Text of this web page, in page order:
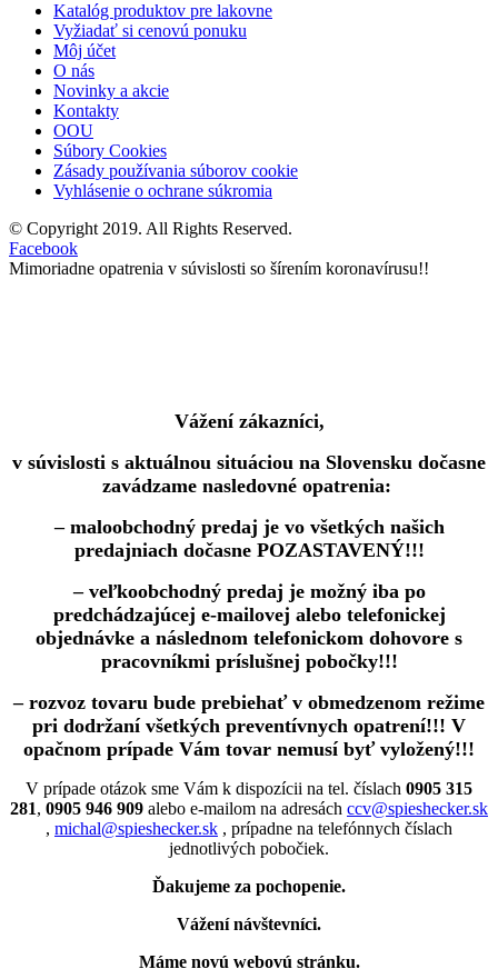
Katalóg produktov pre lakovne
Vyžiadať si cenovú ponuku
Môj účet
O nás
Novinky a akcie
Kontakty
OOU
Súbory Cookies
Zásady používania súborov cookie
Vyhlásenie o ochrane súkromia
© Copyright 2019. All Rights Reserved.
Facebook
Mimoriadne opatrenia v súvislosti so šírením koronavírusu!!
Vážení zákazníci,
v súvislosti s aktuálnou situáciou na Slovensku dočasne
zavádzame nasledovné opatrenia:
– maloobchodný predaj je vo všetkých našich
predajniach dočasne POZASTAVENÝ!!!
– veľkoobchodný predaj je možný iba po
predchádzajúcej e-mailovej alebo telefonickej
objednávke a následnom telefonickom dohovore s
pracovníkmi príslušnej pobočky!!!
– rozvoz tovaru bude prebiehať v obmedzenom režime
pri dodržaní všetkých preventívnych opatrení!!! V
opačnom prípade Vám tovar nemusí byť vyložený!!!
V prípade otázok sme Vám k dispozícii na tel. číslach 0905 315
281, 0905 946 909 alebo e-mailom na adresách ccv@spieshecker.sk
, michal@spieshecker.sk , prípadne na telefónnych číslach
jednotlivých pobočiek.
Ďakujeme za pochopenie.
Vážení návštevníci.
Máme novú webovú stránku.